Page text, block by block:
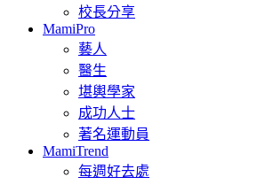
校長分享
MamiPro
藝人
醫生
堪輿學家
成功人士
著名運動員
MamiTrend
每週好去處